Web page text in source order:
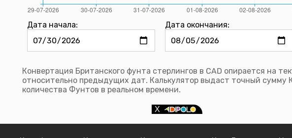
Дата начала: Дата окончания:
Конвертация Британского фунта стерлингов в CAD опирается на
относительно предыдущих дат. Калькулятор выдаст точный сумму
количества Фунтов в реальном времени.